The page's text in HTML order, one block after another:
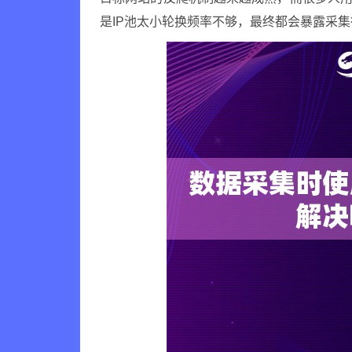
是IP池太小轮换频率不够，最终都会暴露采